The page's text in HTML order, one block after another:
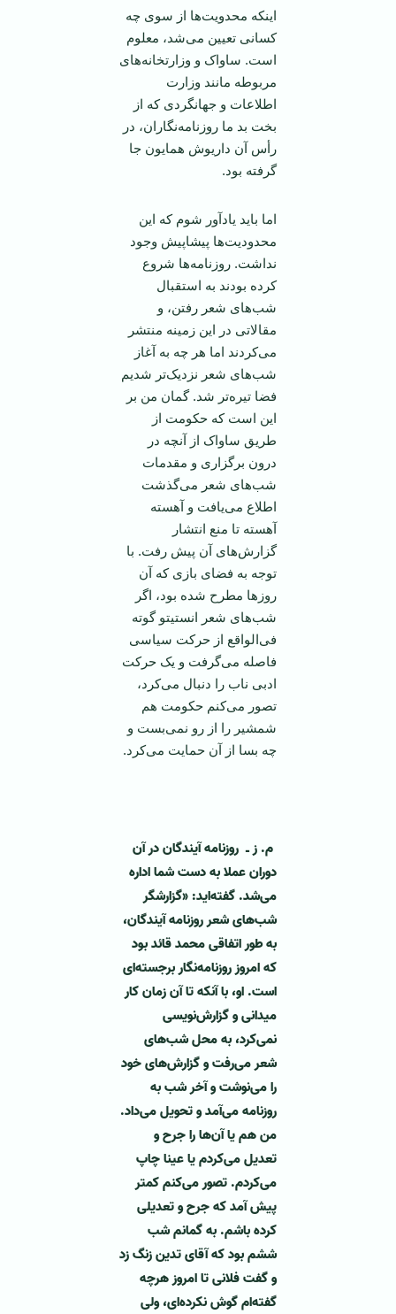
اینکه محدویت‌ها از سوی چه
کسانی تعیین می‌شد، معلوم
است. ساواک و وزارتخانه‌های
مربوطه مانند وزارت
اطلاعات و جهانگردی که از
بخت بد ما روزنامه‌نگاران، در
رأس آن داریوش همایون جا
گرفته بود.
اما باید یادآور شوم که این
محدودیت‌ها پیشاپیش وجود
نداشت. روزنامه‌ها شروع
کرده بودند به استقبال
شب‌های شعر رفتن، و
مقالاتی در این زمینه منتشر
می‌کردند اما هر چه به آغاز
شب‌های شعر نزدیک‌تر شدیم
فضا تیره‌تر شد. گمان من بر
این است که حکومت از
طریق ساواک از آنچه در
درون برگزاری و مقدمات
شب‌های شعر می‌گذشت
اطلاع می‌یافت و آهسته
آهسته تا منع انتشار
گزارش‌های آن پیش رفت. با
توجه به فضای بازی که آن
روز‌ها مطرح شده بود، اگر
شب‌های شعر انستیتو گوته
فی‌الواقع از حرکت سیاسی
فاصله می‌گرفت و یک حرکت
ادبی ناب را دنبال می‌کرد،
تصور می‌کنم حکومت هم
شمشیر را از رو نمی‌بست و
چه بسا از آن حمایت می‌کرد.
م. ز ـ روزنامه آیندگان در آن
دوران عملا به دست شما اداره
می‌شد. گفته‌اید: «گزارشگر
شب‌های شعر روزنامه آیندگان،
به طور اتفاقی محمد قائد بود
که امروز روزنامه‌نگار برجسته‌ای
است. او، با آنکه تا آن زمان کار
میدانی و گزارش‌نویسی
نمی‌کرد، به محل شب‌های
شعر می‌رفت و گزارش‌های خود
را می‌نوشت و آخر شب به
روزنامه می‌آمد و تحویل می‌داد.
من هم یا آن‌ها را جرح و
تعدیل می‌کردم یا عینا چاپ
می‌کردم. تصور می‌کنم کمتر
پیش آمد که جرح و تعدیلی
کرده باشم. به گمانم شب
ششم بود که آقای تدین زنگ زد
و گفت فلانی تا امروز هرچه
گفته‌ام گوش نکرده‌ای، ولی